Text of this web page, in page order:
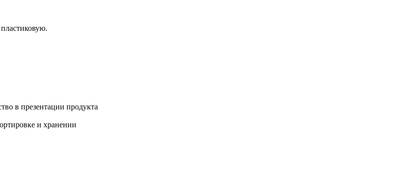
в презентации продукта
и хранении